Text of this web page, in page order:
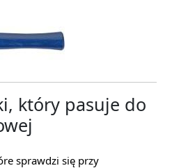
który pasuje do
sprawdzi się przy